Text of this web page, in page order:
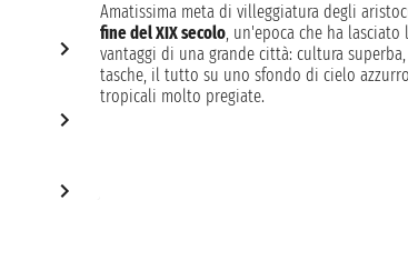
Amatissima meta di villeggiatura degli
fine del XIX secolo, un'epoca che ha
vantaggi di una grande città: cultura
tasche, il tutto su uno sfondo di cielo
tropicali molto pregiate.